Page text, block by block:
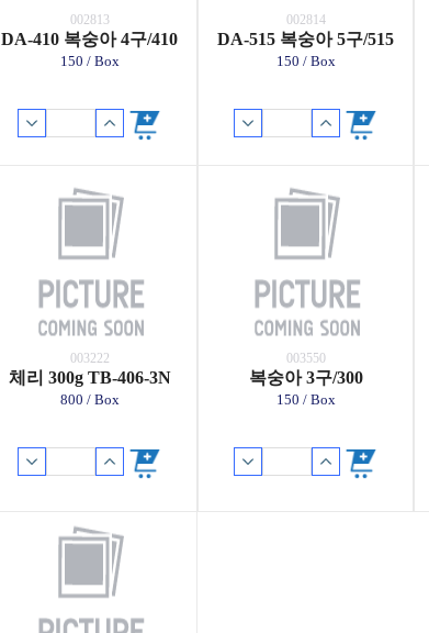
002813
DA-410 복숭아 4구/410
150 / Box
002814
DA-515 복숭아 5구/515
150 / Box
003222
체리 300g TB-406-3N
800 / Box
003550
복숭아 3구/300
150 / Box